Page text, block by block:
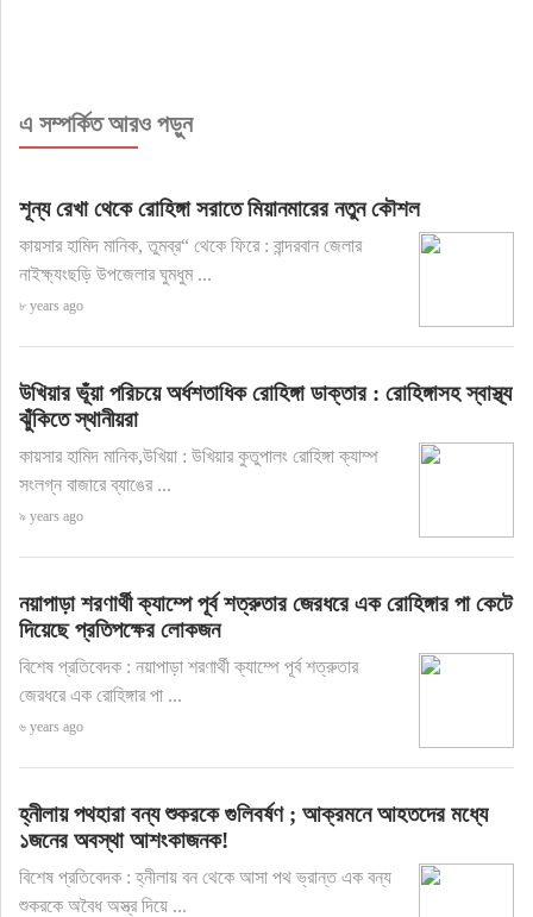
এ সম্পর্কিত আরও পড়ুন
শূন্য রেখা থেকে রোহিঙ্গা সরাতে মিয়ানমারের নতুন কৌশল
কায়সার হামিদ মানিক, তুমব্র“ থেকে ফিরে : বান্দরবান জেলার
নাইক্ষ্যংছড়ি উপজেলার ঘুমধুম ...
৮ years ago
উখিয়ার ভূঁয়া পরিচয়ে অর্ধশতাধিক রোহিঙ্গা ডাক্তার : রোহিঙ্গাসহ স্বাস্থ্য
ঝুঁকিতে স্থানীয়রা
কায়সার হামিদ মানিক,উখিয়া : উখিয়ার কুতুপালং রোহিঙ্গা ক্যাম্প
সংলগ্ন বাজারে ব্যাঙের ...
৯ years ago
নয়াপাড়া শরণার্থী ক্যাম্পে পূর্ব শত্রুতার জেরধরে এক রোহিঙ্গার পা কেটে
দিয়েছে প্রতিপক্ষের লোকজন
বিশেষ প্রতিবেদক : নয়াপাড়া শরণার্থী ক্যাম্পে পূর্ব শত্রুতার
জেরধরে এক রোহিঙ্গার পা ...
৬ years ago
হ্নীলায় পথহারা বন্য শুকরকে গুলিবর্ষণ ; আক্রমনে আহতদের মধ্যে
১জনের অবস্থা আশংকাজনক!
বিশেষ প্রতিবেদক : হ্নীলায় বন থেকে আসা পথ ভ্রান্ত এক বন্য
শুকরকে অবৈধ অস্ত্র দিয়ে ...